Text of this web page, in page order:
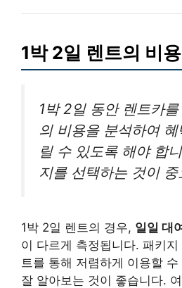
1박 2일 렌트의 비
1박 2일 동안 렌트카
의 비용을 분석하여
릴 수 있도록 해야 합
지를 선택하는 것이 중
1박 2일 렌트의 경우, 일일 대
이 다르게 측정됩니다. 패키
트를 통해 저렴하게 이용할
잘 알아보는 것이 좋습니다.